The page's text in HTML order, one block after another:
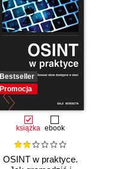
Bestseller
Promocja
książka ebook
OSINT w praktyce.